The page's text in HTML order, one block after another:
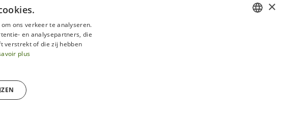
rights
×
ons verkeer te analyseren.
en analysepartners, die
verstrekt of die zij hebben
plus